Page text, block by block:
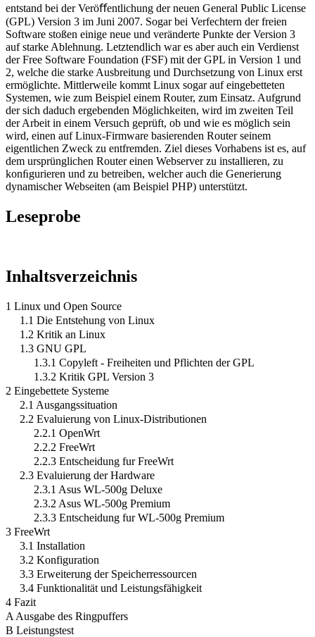
entstand bei der Veröﬀentlichung der neuen General Public License
(GPL) Version 3 im Juni 2007. Sogar bei Verfechtern der freien
Software stoßen einige neue und veränderte Punkte der Version 3
auf starke Ablehnung. Letztendlich war es aber auch ein Verdienst
der Free Software Foundation (FSF) mit der GPL in Version 1 und
2, welche die starke Ausbreitung und Durchsetzung von Linux erst
ermöglichte. Mittlerweile kommt Linux sogar auf eingebetteten
Systemen, wie zum Beispiel einem Router, zum Einsatz. Aufgrund
der sich daduch ergebenden Möglichkeiten, wird im zweiten Teil
der Arbeit in einem Versuch geprüft, ob und wie es möglich sein
wird, einen auf Linux-Firmware basierenden Router seinem
eigentlichen Zweck zu entfremden. Ziel dieses Vorhabens ist es, auf
dem ursprünglichen Router einen Webserver zu installieren, zu
konﬁgurieren und zu betreiben, welcher auch die Generierung
dynamischer Webseiten (am Beispiel PHP) unterstützt.
Leseprobe
Inhaltsverzeichnis
1 Linux und Open Source
1.1 Die Entstehung von Linux
1.2 Kritik an Linux
1.3 GNU GPL
1.3.1 Copyleft - Freiheiten und Pflichten der GPL
1.3.2 Kritik GPL Version 3
2 Eingebettete Systeme
2.1 Ausgangssituation
2.2 Evaluierung von Linux-Distributionen
2.2.1 OpenWrt
2.2.2 FreeWrt
2.2.3 Entscheidung fur FreeWrt
2.3 Evaluierung der Hardware
2.3.1 Asus WL-500g Deluxe
2.3.2 Asus WL-500g Premium
2.3.3 Entscheidung fur WL-500g Premium
3 FreeWrt
3.1 Installation
3.2 Konfiguration
3.3 Erweiterung der Speicherressourcen
3.4 Funktionalität und Leistungsfähigkeit
4 Fazit
A Ausgabe des Ringpuffers
B Leistungstest